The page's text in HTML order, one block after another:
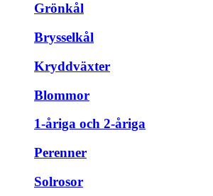
Grönkål
Brysselkål
Kryddväxter
Blommor
1-åriga och 2-åriga
Perenner
Solrosor